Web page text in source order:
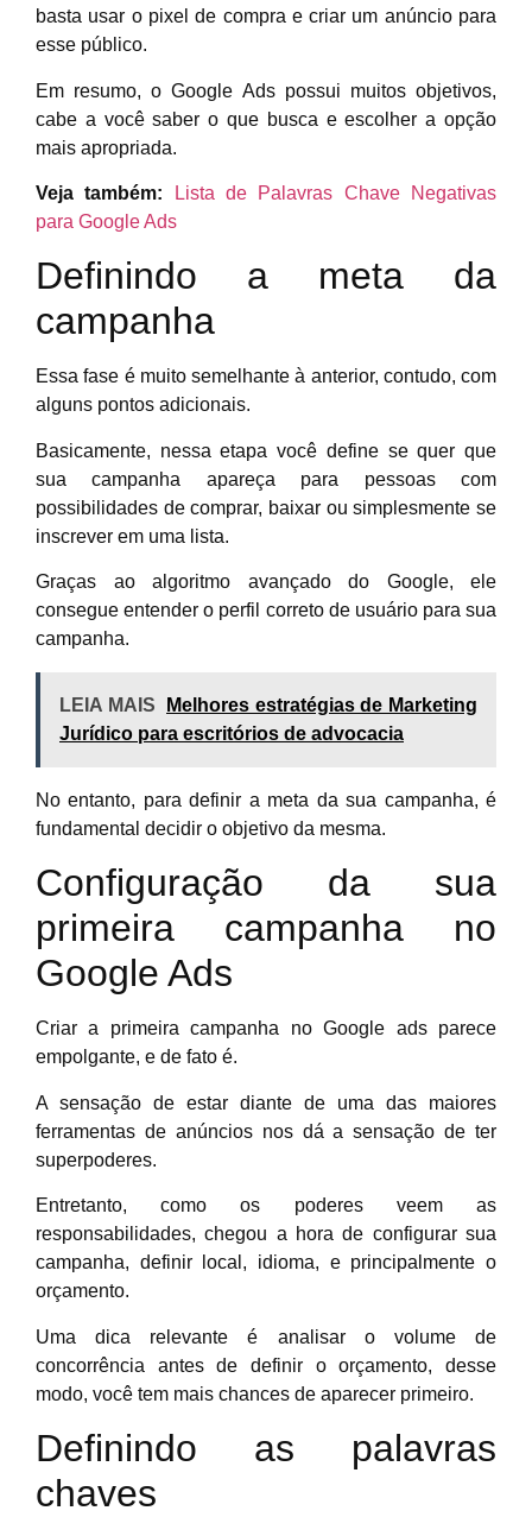
basta usar o pixel de compra e criar um anúncio para
esse público.
Em resumo, o Google Ads possui muitos objetivos,
cabe a você saber o que busca e escolher a opção
mais apropriada.
Veja também:
Lista de Palavras Chave Negativas
para Google Ads
Definindo a meta da
campanha
Essa fase é muito semelhante à anterior, contudo, com
alguns pontos adicionais.
Basicamente, nessa etapa você define se quer que
sua campanha apareça para pessoas com
possibilidades de comprar, baixar ou simplesmente se
inscrever em uma lista.
Graças ao algoritmo avançado do Google, ele
consegue entender o perfil correto de usuário para sua
campanha.
LEIA MAIS
Melhores estratégias de Marketing
Jurídico para escritórios de advocacia
No entanto, para definir a meta da sua campanha, é
fundamental decidir o objetivo da mesma.
Configuração da sua
primeira campanha no
Google Ads
Criar a primeira campanha no Google ads parece
empolgante, e de fato é.
A sensação de estar diante de uma das maiores
ferramentas de anúncios nos dá a sensação de ter
superpoderes.
Entretanto, como os poderes veem as
responsabilidades, chegou a hora de configurar sua
campanha, definir local, idioma, e principalmente o
orçamento.
Uma dica relevante é analisar o volume de
concorrência antes de definir o orçamento, desse
modo, você tem mais chances de aparecer primeiro.
Definindo as palavras
chaves